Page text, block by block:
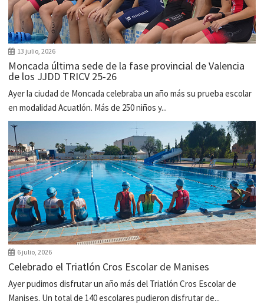
13 julio, 2026
Moncada última sede de la fase provincial de Valencia
de los JJDD TRICV 25-26
Ayer la ciudad de Moncada celebraba un año más su prueba escolar
en modalidad Acuatlón. Más de 250 niños y...
6 julio, 2026
Celebrado el Triatlón Cros Escolar de Manises
Ayer pudimos disfrutar un año más del Triatlón Cros Escolar de
Manises. Un total de 140 escolares pudieron disfrutar de...